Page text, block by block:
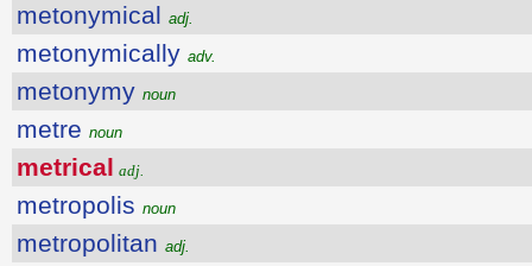
metonymical adj.
metonymically adv.
metonymy noun
metre noun
metrical adj.
metropolis noun
metropolitan adj.